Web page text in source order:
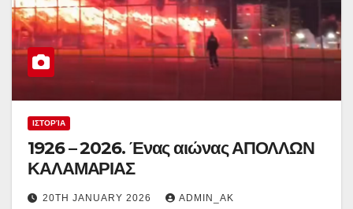
ΙΣΤΟΡΊΑ
1926 – 2026. Ένας αιώνας ΑΠΟΛΛΩΝ
ΚΑΛΑΜΑΡΙΑΣ
20TH JANUARY 2026 ADMIN_AK